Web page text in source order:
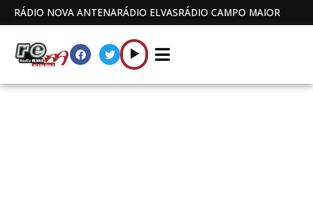
RÁDIO NOVA ANTENARÁDIO ELVASRÁDIO CAMPO MAIOR